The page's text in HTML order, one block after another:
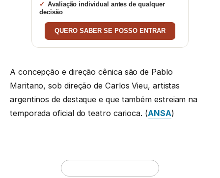
Avaliação individual antes de qualquer
decisão
QUERO SABER SE POSSO ENTRAR
A concepção e direção cênica são de Pablo
Maritano, sob direção de Carlos Vieu, artistas
argentinos de destaque e que também estreiam na
temporada oficial do teatro carioca. (ANSA)